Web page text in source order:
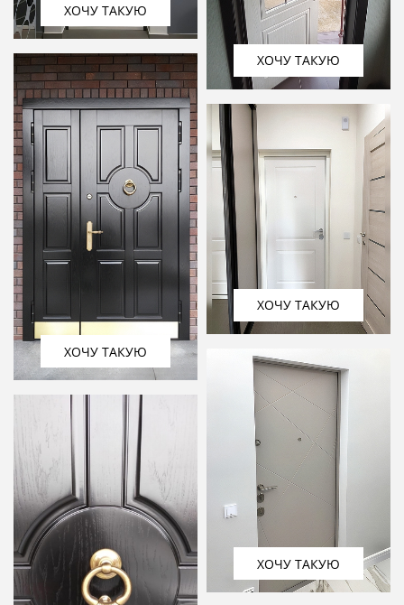
ХОЧУ ТАКУЮ
ХОЧУ ТАКУЮ
ХОЧУ ТАКУЮ
ХОЧУ ТАКУЮ
ХОЧУ ТАКУЮ